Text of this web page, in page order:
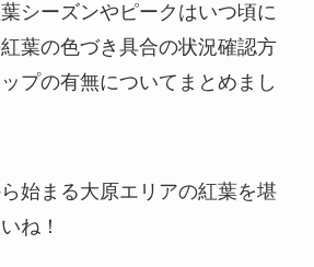
シーズンやピークはいつ頃に
葉の色づき具合の状況確認方
プの有無についてまとめまし
始まる大原エリアの紅葉を堪
ね！